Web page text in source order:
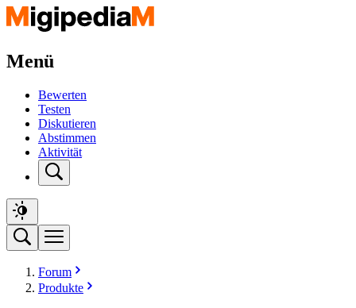
Menü
Bewerten
Testen
Diskutieren
Abstimmen
Aktivität
Forum
Produkte